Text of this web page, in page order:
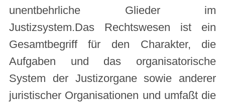
unentbehrliche Glieder im
Justizsystem.Das Rechtswesen ist ein
Gesamtbegriff für den Charakter, die
Aufgaben und das organisatorische
System der Justizorgane sowie anderer
juristischer Organisationen und umfaßt die